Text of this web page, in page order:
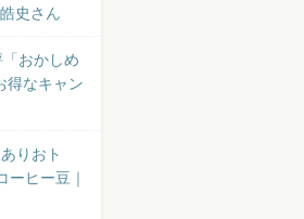
史さん
「おかしめ
得なキャン
りおト
ーヒー豆｜